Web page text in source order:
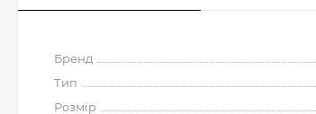
Бренд
Тип
Розмір